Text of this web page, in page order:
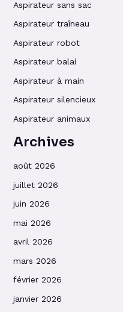
Aspirateur sans sac
Aspirateur traîneau
Aspirateur robot
Aspirateur balai
Aspirateur à main
Aspirateur silencieux
Aspirateur animaux
Archives
août 2026
juillet 2026
juin 2026
mai 2026
avril 2026
mars 2026
février 2026
janvier 2026